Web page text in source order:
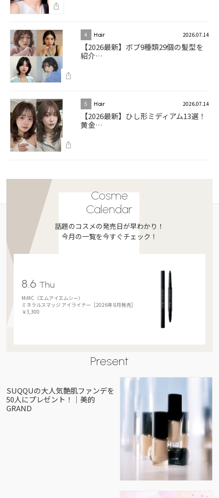
4 Hair 2026.07.14
【2026最新】ボブ9種類29個の髪型を
紹介…
5 Hair 2026.07.14
【2026最新】ひし形ミディアム13選！
黄金…
Cosme
Calendar
話題のコスメの発売日が早わかり！
今月の一覧を今すぐチェック！
8.6 Thu
MiMC（エムアイエムシー）
ミネラルスマッジ アイライナー［2026年 8月発売］
￥3,300
Present
SUQQUの大人気艶肌ファンデを
50人にプレゼント！｜美的
GRAND